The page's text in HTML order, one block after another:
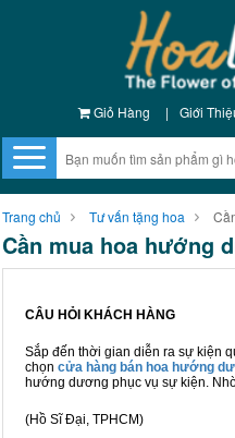
Giỏ Hàng | Giới
Trang chủ Tư vấn tặng hoa
Cần mua hoa hướng
CÂU HỎI KHÁCH HÀNG
Sắp đến thời gian diễn ra sự kiện
chọn cửa hàng bán hoa hướng
hướng dương phục vụ sự kiện.
(Hồ Sĩ Đại, TPHCM)